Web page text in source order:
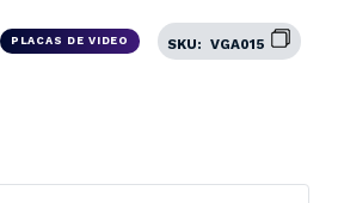
PLACAS DE VIDEO SKU: VGA015